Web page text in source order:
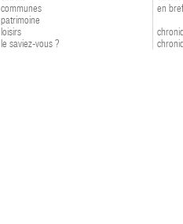
communes
patrimoine
loisirs
le saviez-vous ?
en bref